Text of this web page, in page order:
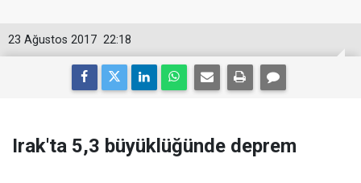
22:18
23 Ağustos 2017
Irak'ta 5,3 büyüklüğünde deprem